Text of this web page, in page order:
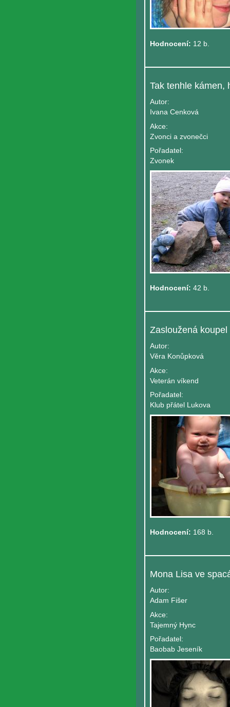
Hodnocení: 12 b.
Autor:
Ivana Cenková
Akce:
Zvonci a zvonečci
Pořadatel:
Zvonek
Hodnocení: 42 b.
Autor:
Věra Konůpková
Akce:
Veterán víkend
Pořadatel:
Klub přátel Lukova
Hodnocení: 168 b.
Mona Lisa ve
Autor:
Adam Fišer
Akce:
Tajemný Hync
Pořadatel:
Baobab Jeseník